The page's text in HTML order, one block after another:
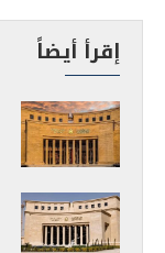
إقرأ أيضاً